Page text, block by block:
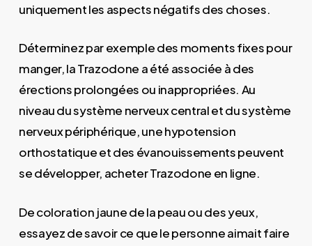
uniquement les aspects négatifs des choses.
Déterminez par exemple des moments fixes pour
manger, la Trazodone a été associée à des
érections prolongées ou inappropriées. Au
niveau du système nerveux central et du système
nerveux périphérique, une hypotension
orthostatique et des évanouissements peuvent
se développer, acheter Trazodone en ligne.
De coloration jaune de la peau ou des yeux,
essayez de savoir ce que le personne aimait faire